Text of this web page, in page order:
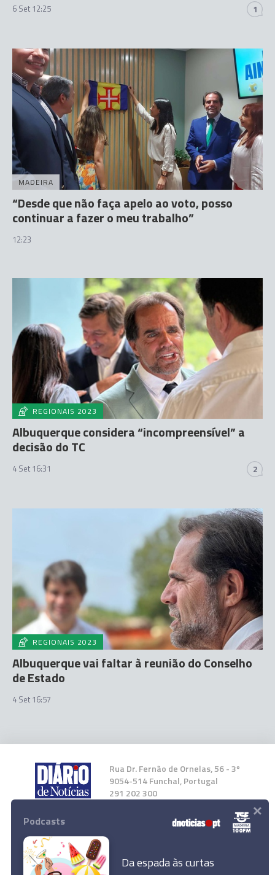
6 Set 12:25 1
MADEIRA
“Desde que não faça apelo ao voto, posso
continuar a fazer o meu trabalho”
12:23
REGIONAIS 2023
Albuquerque considera “incompreensível” a
decisão do TC
4 Set 16:31 2
REGIONAIS 2023
Albuquerque vai faltar à reunião do Conselho
de Estado
4 Set 16:57
Rua Dr. Fernão de Ornelas, 56 - 3º
9054-514 Funchal, Portugal
291 202 300
Instale a nossa App
Podcasts
Da espada às curtas
×